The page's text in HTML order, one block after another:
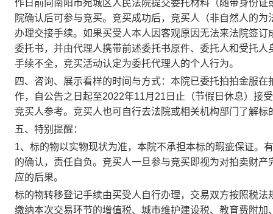
作日前向南阳市宛城区人民法院提交委托材料（随带身份证
院确认后可参与竞买。竞买成功后，竞买人（非自然人的为
办理交接手续。如果买受人本人因客观原因无法来法院签
委托书，并由代理人携带前述委托书原件、委托人和受托人
手续不全，竞买活动认定为委托代理人的个人行为。
四、咨询、展示看样的时间与方式： 本院已委托拍拍金服在
作，自公告之日起至2022年11月 21 日止 （节假日休息）接
竞买人参考。 竞买人也可自行去法院或相关机构部门了解标
五、 特别提醒：
1、标的物以实物现状为准，本院不承担本标的瑕疵保证。
的确认，责任自负。 竞买人一旦参与竞买即视为对拍卖财
应的后果。
标的物转移登记手续由买受人自行办理，交易双方按照税
缴纳本次交易环节的增值税、城市维护建设税、教育费附